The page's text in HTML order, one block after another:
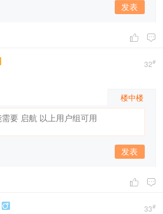
发表
 
32#
楼中楼
发表
 
33#
